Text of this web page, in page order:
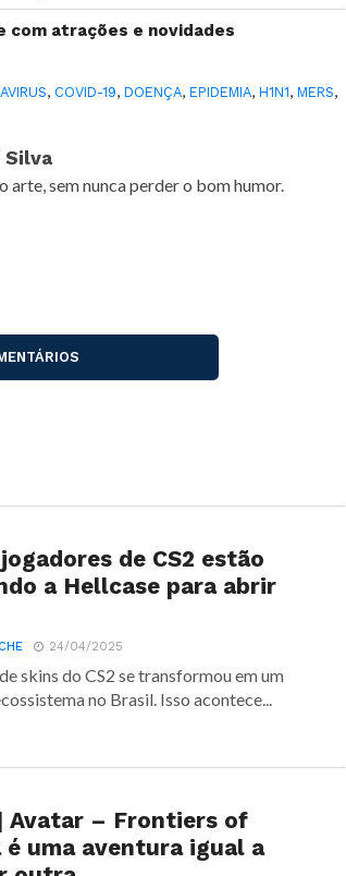
com atrações e novidades
, COVID-19,DOENÇA,EPIDEMIA,H1N1,MERS,
Silva
arte, sem nunca perder o bom humor.
de CS2 estão
a Hellcase para abrir
24/04/2025
skins do CS2 se transformou em um
no Brasil. Isso acontece...
Avatar – Frontiers of
é uma aventura igual a